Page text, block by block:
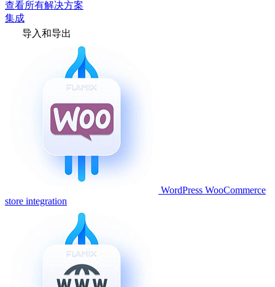
查看所有解决方案
集成
导入和导出
WordPress WooCommerce
store integration